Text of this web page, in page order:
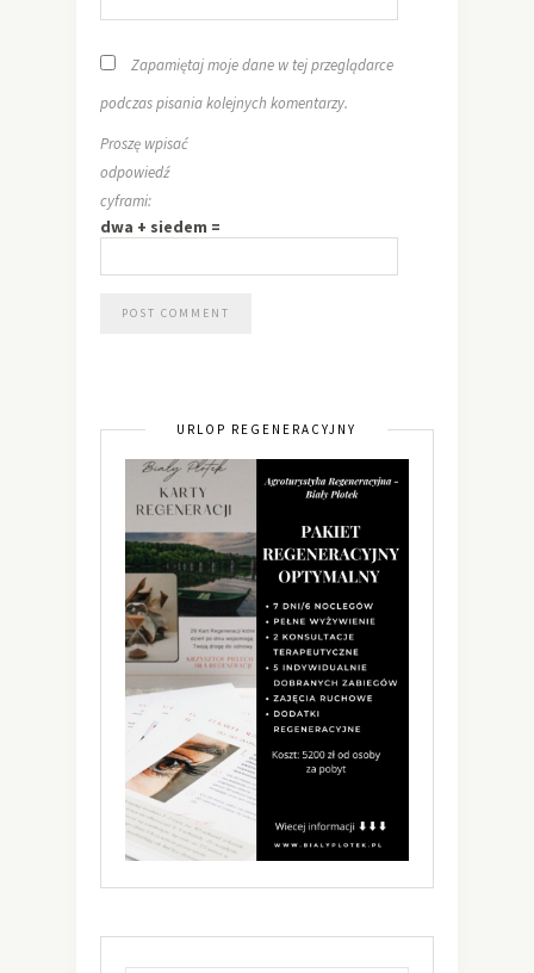
Zapamiętaj moje dane w tej przeglądarce
podczas pisania kolejnych komentarzy.
Proszę wpisać
odpowiedź
cyframi:
dwa + siedem =
URLOP REGENERACYJNY